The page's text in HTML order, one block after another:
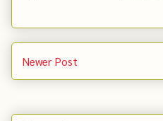
Newer Post